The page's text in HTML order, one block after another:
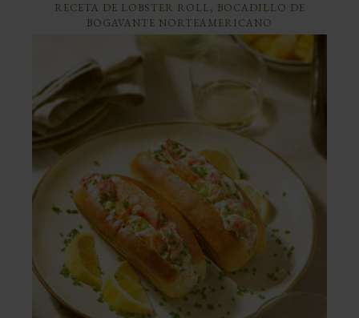
RECETA DE LOBSTER ROLL, BOCADILLO DE
BOGAVANTE NORTEAMERICANO